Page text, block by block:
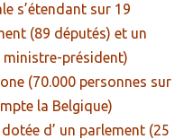
s’étendant sur 19
(89 députés) et un
ministre-président)
(70.000 personnes sur
la Belgique)
d’ un parlement (25